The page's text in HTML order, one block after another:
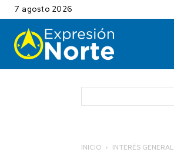
7 agosto 2026
INICIO INTERÉS GENERAL